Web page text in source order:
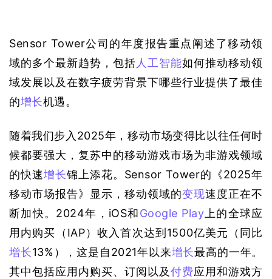
Sensor Tower公司的年度报告重点阐述了移动领
域的多个最新趋势，包括人工智能如何推动移动领
域发展以及在数字疲劳背景下哪些行业提供了最佳
的增长机遇。
随着我们步入2025年，移动市场变得比以往任何时
候都要强大，复苏中的移动游戏市场为非游戏领域
的快速增长锦上添花。Sensor Tower的《2025年
移动市场报告》显示，移动领域的变现速度正在不
断加快。2024年，iOS和Google Play上的全球应
用内购买（IAP）收入首次达到1500亿美元（同比
增长13%），这是自2021年以来增长最高的一年。
其中包括应用内购买、订阅以及付费应用和游戏方